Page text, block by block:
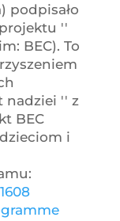
podpisało
′′
BEC). To
′′ z
BEC
i